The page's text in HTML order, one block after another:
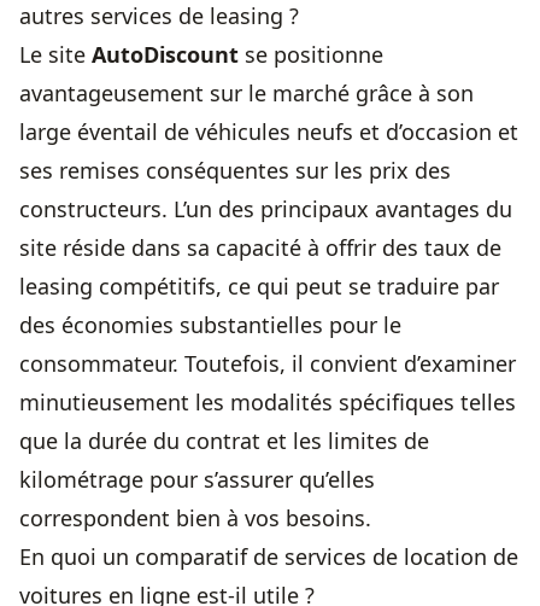
autres services de leasing ?
Le site AutoDiscount se positionne
avantageusement sur le marché grâce à son
large éventail de véhicules neufs et d’occasion et
ses remises conséquentes sur les prix des
constructeurs. L’un des principaux avantages du
site réside dans sa capacité à offrir des taux de
leasing compétitifs, ce qui peut se traduire par
des économies substantielles pour le
consommateur. Toutefois, il convient d’examiner
minutieusement les modalités spécifiques telles
que la durée du contrat et les limites de
kilométrage pour s’assurer qu’elles
correspondent bien à vos besoins.
En quoi un comparatif de services de location de
voitures en ligne est-il utile ?